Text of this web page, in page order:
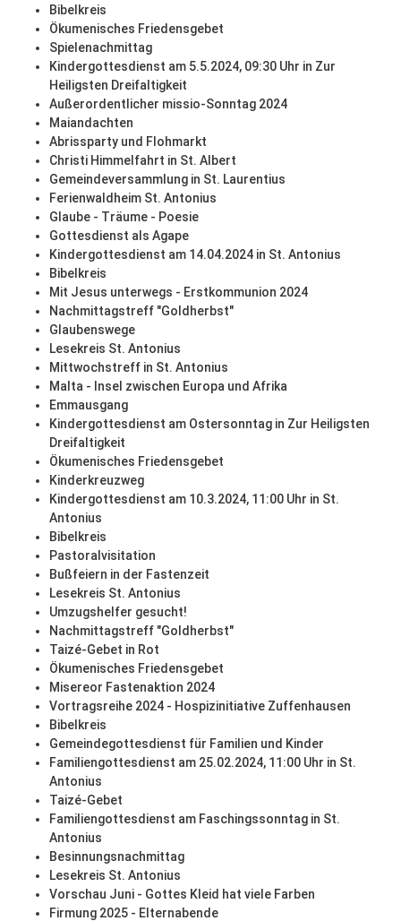
Bibelkreis
Ökumenisches Friedensgebet
Spielenachmittag
Kindergottesdienst am 5.5.2024, 09:30 Uhr in Zur
Heiligsten Dreifaltigkeit
Außerordentlicher missio-Sonntag 2024
Maiandachten
Abrissparty und Flohmarkt
Christi Himmelfahrt in St. Albert
Gemeindeversammlung in St. Laurentius
Ferienwaldheim St. Antonius
Glaube - Träume - Poesie
Gottesdienst als Agape
Kindergottesdienst am 14.04.2024 in St. Antonius
Bibelkreis
Mit Jesus unterwegs - Erstkommunion 2024
Nachmittagstreff "Goldherbst"
Glaubenswege
Lesekreis St. Antonius
Mittwochstreff in St. Antonius
Malta - Insel zwischen Europa und Afrika
Emmausgang
Kindergottesdienst am Ostersonntag in Zur Heiligsten
Dreifaltigkeit
Ökumenisches Friedensgebet
Kinderkreuzweg
Kindergottesdienst am 10.3.2024, 11:00 Uhr in St.
Antonius
Bibelkreis
Pastoralvisitation
Bußfeiern in der Fastenzeit
Lesekreis St. Antonius
Umzugshelfer gesucht!
Nachmittagstreff "Goldherbst"
Taizé-Gebet in Rot
Ökumenisches Friedensgebet
Misereor Fastenaktion 2024
Vortragsreihe 2024 - Hospizinitiative Zuffenhausen
Bibelkreis
Gemeindegottesdienst für Familien und Kinder
Familiengottesdienst am 25.02.2024, 11:00 Uhr in St.
Antonius
Taizé-Gebet
Familiengottesdienst am Faschingssonntag in St.
Antonius
Besinnungsnachmittag
Lesekreis St. Antonius
Vorschau Juni - Gottes Kleid hat viele Farben
Firmung 2025 - Elternabende